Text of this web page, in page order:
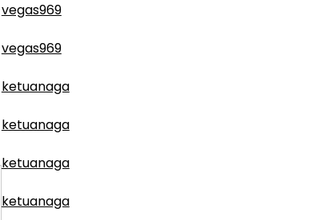
vegas969
vegas969
ketuanaga
ketuanaga
ketuanaga
ketuanaga